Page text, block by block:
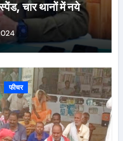
चार थानों में नये
फीचर